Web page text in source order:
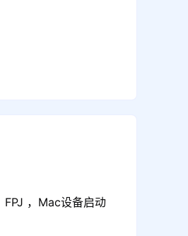
，Mac设备启动